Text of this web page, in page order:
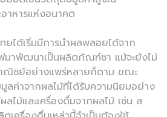
าหารแห่งอนาคต
ทยได้เริ่มมีการนำผลพลอยได้จาก
มาพัฒนาเป็นผลิตภัณฑ์ชา แม้จะยังไม่
าณิชย์อย่างแพร่หลายก็ตาม ขณะ
ค่าจากผลไม้ที่ได้รับความนิยมอย่าง
ไม้และเครื่องดื่มจากผลไม้ เช่น ส